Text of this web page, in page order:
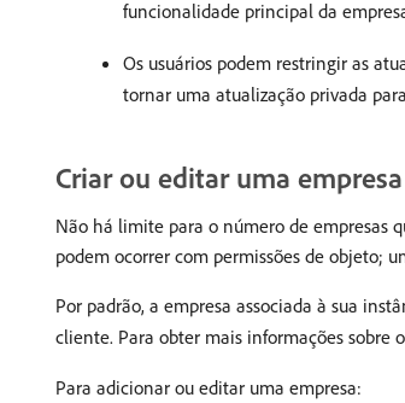
funcionalidade principal da
Os usuários podem restringir as
tornar uma atualização privada
Criar ou editar uma
Não há limite para o número de empresas
podem ocorrer com permissões de objeto;
Por padrão, a empresa associada à sua
cliente. Para obter mais informações sobre
Para adicionar ou editar uma empresa: